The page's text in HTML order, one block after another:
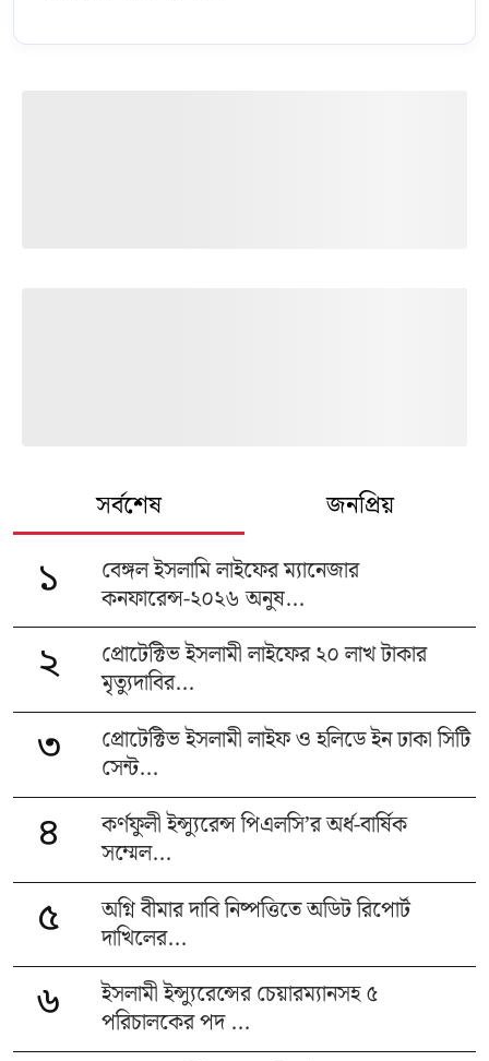
সর্বশেষ জনপ্রিয়
১
বেঙ্গল ইসলামি লাইফের ম্যানেজার
কনফারেন্স-২০২৬ অনুষ...
২
প্রোটেক্টিভ ইসলামী লাইফের ২০ লাখ টাকার
মৃত্যুদাবির...
৩
প্রোটেক্টিভ ইসলামী লাইফ ও হলিডে ইন ঢাকা সিটি
সেন্ট...
৪
কর্ণফুলী ইন্স্যুরেন্স পিএলসি’র অর্ধ-বার্ষিক
সম্মেল...
৫
অগ্নি বীমার দাবি নিষ্পত্তিতে অডিট রিপোর্ট
দাখিলের...
৬
ইসলামী ইন্স্যুরেন্সের চেয়ারম্যানসহ ৫
পরিচালকের পদ ...